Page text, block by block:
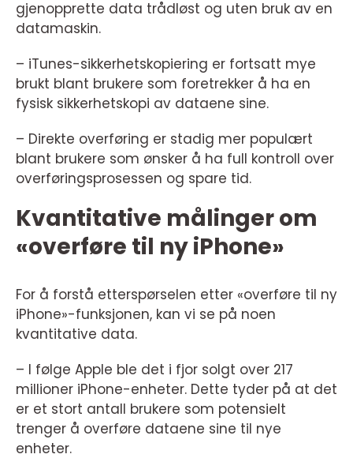
gjenopprette data trådløst og uten bruk av en
datamaskin.
– iTunes-sikkerhetskopiering er fortsatt mye
brukt blant brukere som foretrekker å ha en
fysisk sikkerhetskopi av dataene sine.
– Direkte overføring er stadig mer populært
blant brukere som ønsker å ha full kontroll over
overføringsprosessen og spare tid.
Kvantitative målinger om
«overføre til ny iPhone»
For å forstå etterspørselen etter «overføre til ny
iPhone»-funksjonen, kan vi se på noen
kvantitative data.
– I følge Apple ble det i fjor solgt over 217
millioner iPhone-enheter. Dette tyder på at det
er et stort antall brukere som potensielt
trenger å overføre dataene sine til nye
enheter.